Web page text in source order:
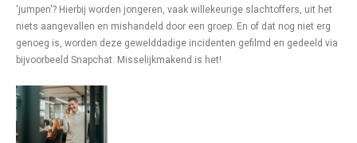
'jumpen'? Hierbij worden jongeren, vaak willekeurige slachtoffers, uit het
niets aangevallen en mishandeld door een groep. En of dat nog niet erg
genoeg is, worden deze gewelddadige incidenten gefilmd en gedeeld via
bijvoorbeeld Snapchat. Misselijkmakend is het!